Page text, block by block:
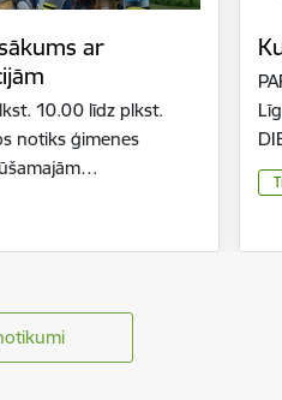
ar
10.00 līdz plkst.
notiks ģimenes